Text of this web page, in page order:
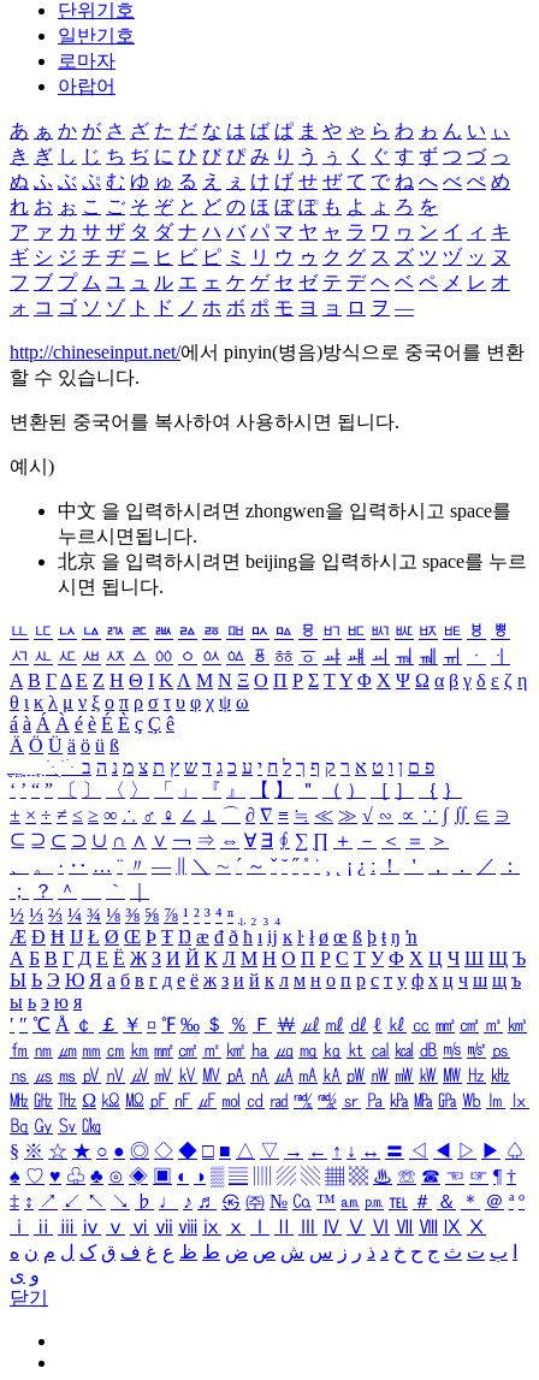
단위기호
일반기호
로마자
아랍어
あ ぁ か が さ ざ た だ な は ば ぱ ま や ゃ ら わ ゎ ん い ぃ
き ぎ し じ ち ぢ に ひ び ぴ み り う ぅ く ぐ す ず つ づ っ
ぬ ふ ぶ ぷ む ゆ ゅ る え ぇ け げ せ ぜ て で ね へ べ ぺ め
れ お ぉ こ ご そ ぞ と ど の ほ ぼ ぽ も よ ょ ろ を
ア ァ カ サ ザ タ ダ ナ ハ バ パ マ ヤ ャ ラ ワ ヮ ン イ ィ キ
ギ シ ジ チ ヂ ニ ヒ ビ ピ ミ リ ウ ゥ ク グ ス ズ ツ ヅ ッ ヌ
フ ブ プ ム ユ ュ ル エ ェ ケ ゲ セ ゼ テ デ ヘ ベ ペ メ レ オ
ォ コ ゴ ソ ゾ ト ド ノ ホ ボ ポ モ ヨ ョ ロ ヲ ―
http://chineseinput.net/에서 pinyin(병음)방식으로 중국어를 변환
할 수 있습니다.
변환된 중국어를 복사하여 사용하시면 됩니다.
예시)
中文 을 입력하시려면 zhongwen을 입력하시고 space를
누르시면됩니다.
北京 을 입력하시려면 beijing을 입력하시고 space를 누르
시면 됩니다.
ㅥ ㅦ ㅧ ㅨ ㅩ ㅪ ㅫ ㅬ ㅭ ㅮ ㅯ ㅰ ㅱ ㅲ ㅳ ㅴ ㅵ ㅶ ㅷ ㅸ
ㅹ
ㅺ ㅻ ㅼ ㅽ ㅾ ㅿ ㆀ ㆁ ㆂ ㆃ ㆄ ㆅ ㆆ ㆇ ㆈ ㆉ ㆊ ㆋ ㆌ ㆍ
ㆎ
Α Β ΓΔ Ε Ζ Η Θ Ι ΚΛ Μ Ν Ξ Ο Π Ρ Σ ΤΥ Φ Χ Ψ Ω α β γ δ ε ζ η
θ ι κ λ μ ν ξ ο π ρ σ τ υ φ χ ψ ω
á à Á À é è É È ç Ç ê
Ä Ö Ü ä ö ü ß
ִֶֹ ֻּ ׁׂ פ ם ן ו ט א ר ק ף ך ל ח י ע כ ג ד ש ץ ת צ מ נ ה ב
‘ ’ “ ” 〔 〕 〈 〉 「 」 『 』 【 】 ＂ （ ） ［ ］ ｛ ｝
± × ÷ ≠ ≤ ≥ ∞ ∴ ♂ ♀ ∠ ⊥ ⌒ ∂ ∇ ≡ ≒ ≪ ≫ √ ∽ ∝ ∵ ∫ ∬ ∈ ∋
⊆ ⊇ ⊂ ⊃ ∪ ∩ ∧ ∨ ￢ ⇒ ⇔ ∀ ∃ ∮ ∑ ∏ ＋ － ＜ ＝
＞
、
。 · ‥ … ¨ 〃 ― ＼ ∼ ´ ～ ˇ ˘ ˝ ˚ ˙ ¸ ¡ ¿ ː ！ ＇ ， ． ／
：
；
？ ＾ ｀
½ ⅓ ⅔ ¼ ¾ ⅛ ⅜ ⅝ ⅞ ¹ ² ³ ⁴ ⁿ ₁ ₂ ₃ ₄
Æ Ð Ħ Ĳ Ł Ø Œ Þ Ŧ Ŋ æ đ ð ħ ı ĳ ĸ ŀ ł ø œ ß þ ŧ ŋ ŉ
А Б В Г Д Е Ё Ж З И Й К Л М Н О П Р С Т У Ф Х Ц Ч Ш Щ Ъ
Ы Ь Э Ю Я а б в г д е ё ж з и й к л м н о п р с т у ф х ц ч ш щ ъ
ы ь э ю я
′ ″ ℃ Å ￠ ￡ ￥ ¤ ℉ ‰ ＄ ％ Ｆ ￦ ㎕ ㎖ ㎗ ℓ ㎘ ㏄ ㎣ ㎤ ㎥ ㎦
㎙ ㎚ ㎛ ㎜ ㎝ ㎞ ㎟ ㎠ ㎡ ㎢ ㏊ ㎍ ㎎ ㎏ ㏏ ㎈ ㎉ ㏈ ㎧ ㎨ ㎰
㎱ ㎲ ㎳ ㎴ ㎵ ㎶ ㎷ ㎸ ㎹ ㎀ ㎁ ㎂ ㎃ ㎄ ㎺ ㎻ ㎽ ㎾ ㎿ ㎐ ㎑
㎒ ㎓ ㎔ Ω ㏀ ㏁ ㎊ ㎋ ㎌ ㏖ ㏅ ㎭ ㎮ ㎯ ㏛ ㎩ ㎪ ㎫ ㎬ ㏝ ㏐
㏓
㏃ ㏉ ㏜ ㏆
§ ※ ☆ ★ ○ ● ◎ ◇ ◆ □ ■ △ ▽ → ← ↑ ↓ ↔ 〓 ◁ ◀ ▷ ▶ ♤
♠ ♡ ♥ ♧ ♣ ⊙ ◈ ▣ ◐ ◑ ▒ ▤ ▨ ▧ ▦ ▩ ♨ ☏ ☎ ☜ ☞ ¶ †
‡ ↕ ↗ ↙ ↖ ↘ ♭ ♩ ♪ ♬ ㉿ ㈜ № ㏇ ™ ㏂ ㏘ ℡ ＃ ＆ ＊ ＠ ª º
ⅰ
ⅱ ⅲ ⅳ ⅴ ⅵ ⅶ ⅷ ⅸ ⅹ Ⅳ Ⅴ Ⅵ Ⅶ Ⅷ Ⅸ Ⅹ
ب ت ث ج ح خ د ذ ر ز س ش ص ض ط ظ ع غ ف ق ک ل م ن ه
و ی
닫기